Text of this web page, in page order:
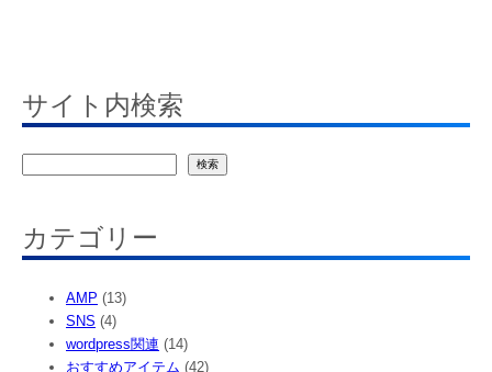
サイト内検索
検索
カテゴリー
AMP (13)
SNS (4)
wordpress関連 (14)
おすすめアイテム (42)